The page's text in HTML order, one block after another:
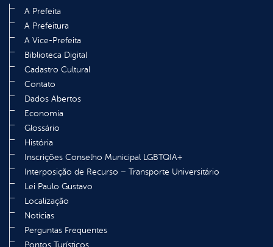
A Prefeita
A Prefeitura
A Vice-Prefeita
Biblioteca Digital
Cadastro Cultural
Contato
Dados Abertos
Economia
Glossário
História
Inscrições Conselho Municipal LGBTQIA+
Interposição de Recurso – Transporte Universitário
Lei Paulo Gustavo
Localização
Notícias
Perguntas Frequentes
Pontos Turísticos